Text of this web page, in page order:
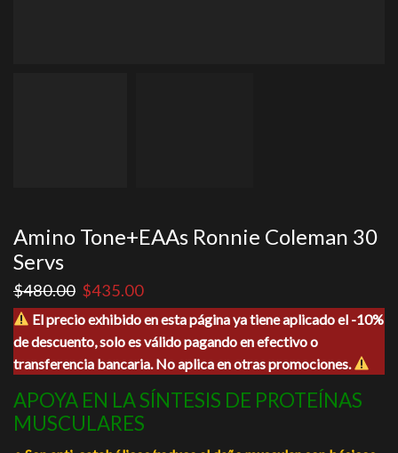
Amino Tone+EAAs Ronnie Coleman 30
Servs
$480.00 El
precio
original
era:
$480.00.
$435.00El
precio
actual
es:
$435.00.
El precio exhibido en esta página ya tiene aplicado el -10%
de descuento, solo es válido pagando en efectivo o
transferencia bancaria. No aplica en otras promociones.
APOYA EN LA SÍNTESIS DE PROTEÍNAS
MUSCULARES